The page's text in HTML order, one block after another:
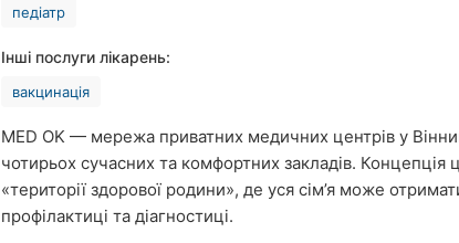
педіатр
Інші послуги лікарень:
вакцинація
MED OK — мережа приватних медичних центрів у
чотирьох сучасних та комфортних закладів. Концепція
«території здорової родини», де уся сім’я може
профілактиці та діагностиці.